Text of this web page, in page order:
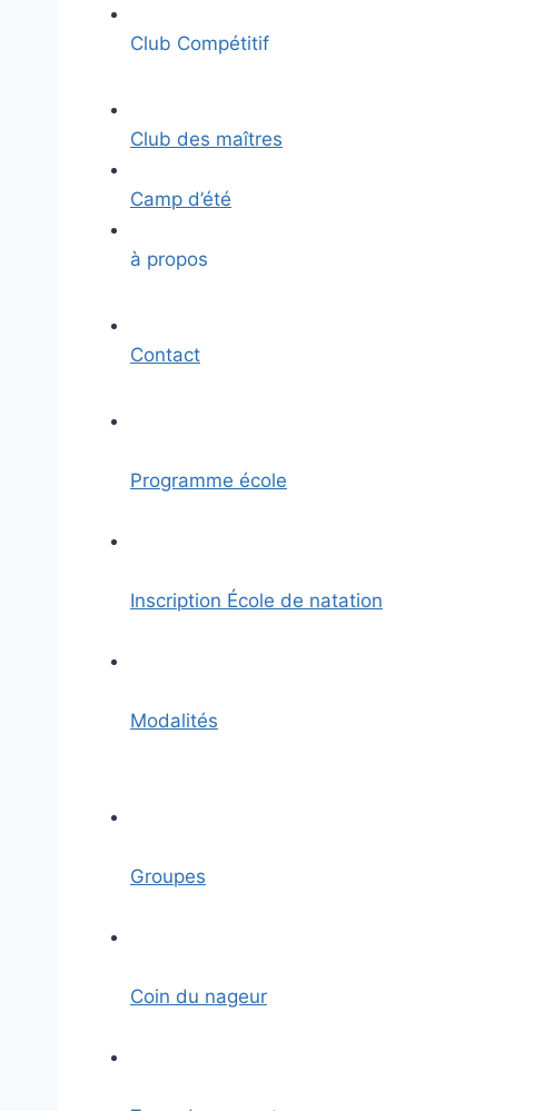
Club Compétitif
Club des maîtres
Camp d’été
à propos
Contact
Programme école
Inscription École de natation
Modalités
Groupes
Coin du nageur